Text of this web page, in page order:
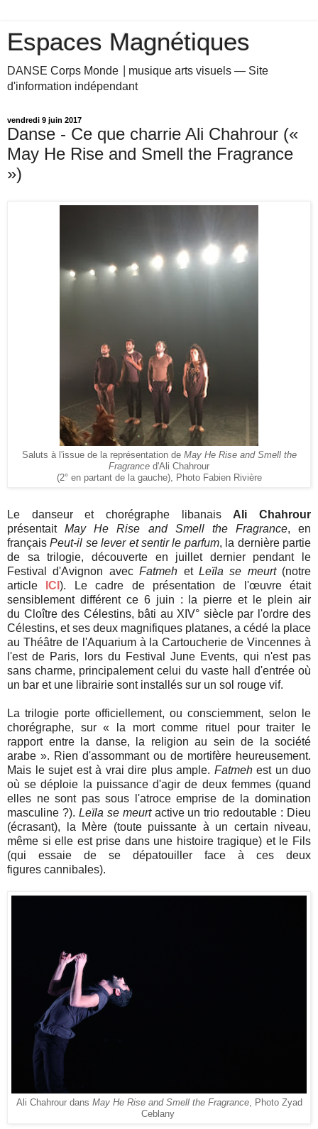
Espaces Magnétiques
DANSE Corps Monde ⎥ musique arts visuels — Site
d'information indépendant
vendredi 9 juin 2017
Danse - Ce que charrie Ali Chahrour («
May He Rise and Smell the Fragrance
»)
Saluts à l'issue de la représentation de May He Rise and Smell the
Fragrance d'Ali Chahrour
(2° en partant de la gauche), Photo Fabien Rivière
Le danseur et chorégraphe libanais Ali Chahrour
présentaitMay He Rise and Smell the Fragrance, en
françaisPeut-il se lever et sentir le parfum, la dernière partie
de sa trilogie, découverte en juillet dernier pendant le
Festival d'Avignon avec Fatmeh et Leïla se meurt (notre
article
ICI). Le cadre de présentation de l'œuvre était
sensiblement différent ce 6 juin : la pierre et le plein air
du Cloître des Célestins, bâti au XIV° siècle par l'ordre des
Célestins, et ses deux magnifiques platanes, a cédé la place
au Théâtre de l'Aquarium à la Cartoucherie de Vincennes à
l'est de Paris, lors du Festival June Events, qui n'est pas
sans charme, principalement celui du vaste hall d'entrée où
un bar et une librairie sont installés sur un sol rouge vif.
La trilogie porte officiellement, ou consciemment, selon le
chorégraphe, sur«
la mort comme rituel pour traiter le
rapport entre la danse, la religion au sein de la société
arabe ». Rien d'assommant ou de mortifère heureusement.
Mais le sujet est à vrai dire plus ample. Fatmehest un duo
où se déploie la puissance d'agir de deux femmes (quand
elles ne sont pas sous l'atroce emprise de la domination
masculine ?). Leïla se meurt activeun trio redoutable : Dieu
(écrasant), la Mère (toute puissante à un certain niveau,
même si elle est prise dans une histoire tragique) et le Fils
(qui essaie de se dépatouiller face à ces deux
figures cannibales).
Ali Chahrour dans May He Rise and Smell the Fragrance, Photo Zyad
Ceblany